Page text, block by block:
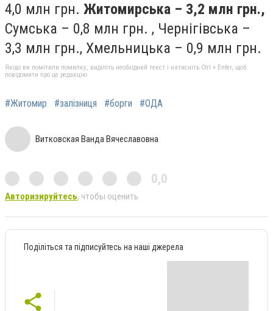
4,0 млн грн. Житомирська – 3,2 млн грн.,
Сумська – 0,8 млн грн. , Чернігівська –
3,3 млн грн., Хмельницька – 0,9 млн грн.
Якщо ви помітили помилку, виділіть необхідний текст і натисніть Ctrl + Enter, щоб
повідомити про це редакцію
#Житомир #залізниця #борги #ОДА
Витковская Ванда Вячеславовна
0,0
Авторизируйтесь, чтобы оценить
Поділіться та підписуйтесь на наші джерела